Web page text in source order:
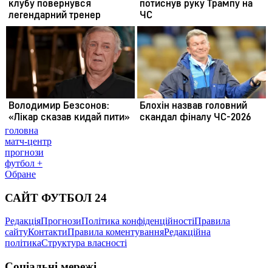
головна
матч-центр
прогнози
футбол +
Обране
САЙТ ФУТБОЛ 24
РедакціяПрогнозиПолітика конфіденційностіПравила
сайтуКонтактиПравила коментуванняРедакційна
політикаСтруктура власності